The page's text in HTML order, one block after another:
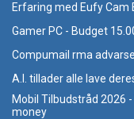
Erfaring med Eufy Cam
Gamer PC - Budget
Compumail rma advarsel
A.I. tillader alle lave
Mobil Tilbudstråd 2026
money